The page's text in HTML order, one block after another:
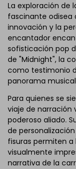
La exploración de
fascinante odisea
innovación y la
encantador
sofisticación pop
de "Midnight", la
como testimonio
panorama
Para quienes se
viaje de narración
poderoso aliado.
de
fisuras permiten a
visualmente
narrativa de la